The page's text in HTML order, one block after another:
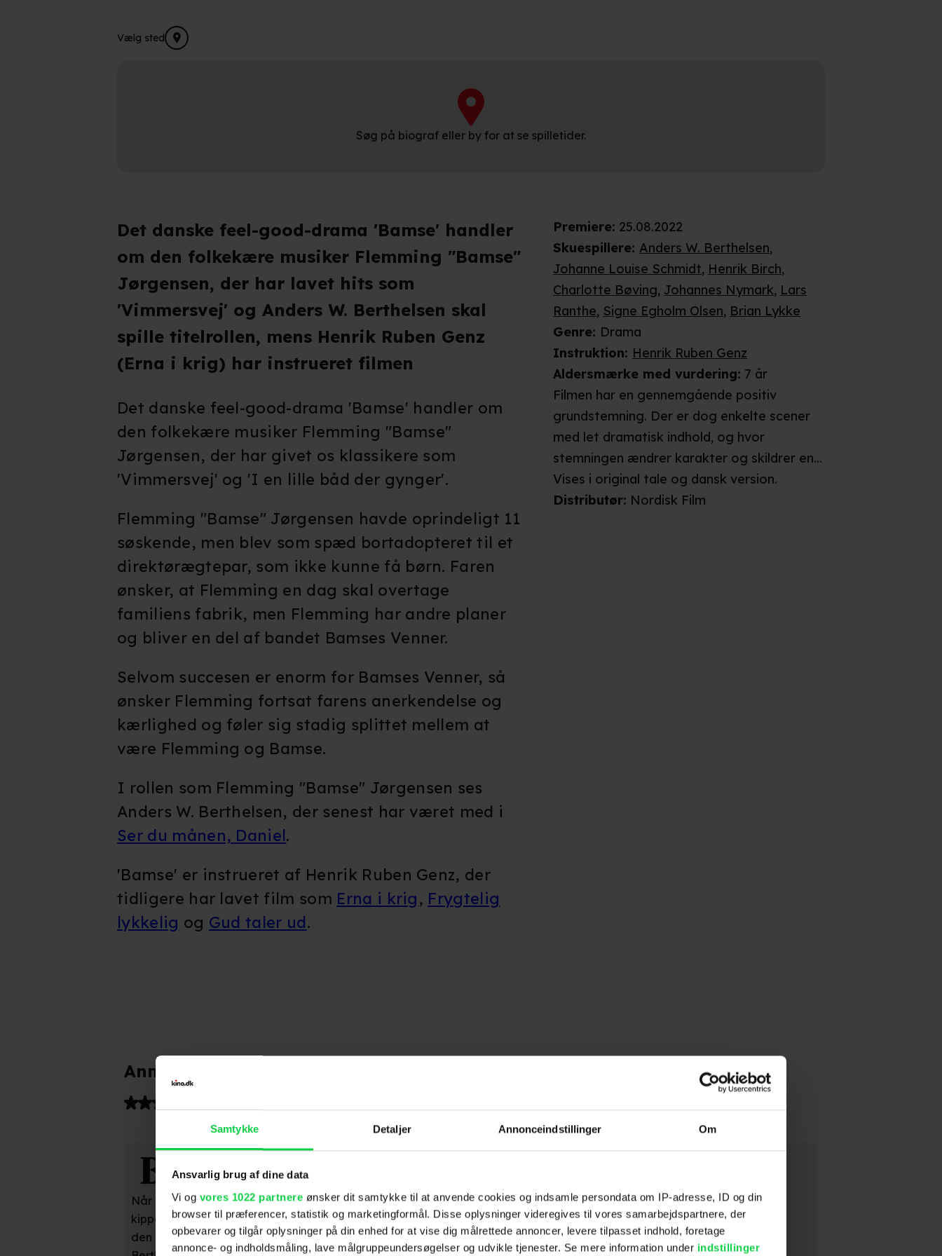
Samtykke Detaljer Annonceindstillinger Om
Ansvarlig brug af dine data
Vi og vores 1022 partnere ønsker dit samtykke til at anvende cookies og indsamle persondata om IP-adresse, ID og din
browser til præferencer, statistik og marketingformål. Disse oplysninger videregives til vores samarbejdspartnere, der
opbevarer og tilgår oplysninger på din enhed for at vise dig målrettede annoncer, levere tilpasset indhold, foretage
annonce- og indholdsmåling, lave målgruppeundersøgelser og udvikle tjenester. Se mere information under indstillinger
Vælg sted
Søg på biograf eller by for at se spilletider.
Anmeldelser fra medierne
Når der skal fortælles en menneskelig historie og samtidig
kippes med flaget for musikken, er Anders W. Berthelsen
den helt rigtige mand til spillejobbet. [...] Bamse er
Man forlader biografen med en tåre i øjenkrogen og et
hjertevarmt smil på sangklare læber.
Premiere: 25.08.2022
Skuespillere: Anders W. Berthelsen,
Johanne Louise Schmidt, Henrik Birch,
Charlotte Bøving, Johannes Nymark, Lars
Ranthe, Signe Egholm Olsen, Brian Lykke
Genre: Drama
Instruktion: Henrik Ruben Genz
Aldersmærke med vurdering: 7 år
Filmen har en gennemgående positiv
grundstemning. Der er dog enkelte scener
med let dramatisk indhold, og hvor
stemningen ændrer karakter og skildrer en
utryg barndom. Da disse scener imidlertid
forløses positivt, og filmen også er fyldt
Vises i original tale og dansk version.
Distributør: Nordisk Film
Det danske feel-good-drama 'Bamse' handler
om den folkekære musiker Flemming "Bamse"
Jørgensen, der har lavet hits som
'Vimmersvej' og Anders W. Berthelsen skal
spille titelrollen, mens Henrik Ruben Genz
(Erna i krig) har instrueret filmen
Det danske feel-good-drama 'Bamse' handler om
den folkekære musiker Flemming "Bamse"
Jørgensen, der har givet os klassikere som
'Vimmersvej' og 'I en lille båd der gynger'.
Flemming "Bamse" Jørgensen havde oprindeligt 11
søskende, men blev som spæd bortadopteret til et
direktørægtepar, som ikke kunne få børn. Faren
ønsker, at Flemming en dag skal overtage
familiens fabrik, men Flemming har andre planer
og bliver en del af bandet Bamses Venner.
Selvom succesen er enorm for Bamses Venner, så
ønsker Flemming fortsat farens anerkendelse og
kærlighed og føler sig stadig splittet mellem at
være Flemming og Bamse.
I rollen som Flemming "Bamse" Jørgensen ses
Anders W. Berthelsen, der senest har været med i
Ser du månen, Daniel.
'Bamse' er instrueret af Henrik Ruben Genz, der
tidligere har lavet film som Erna i krig, Frygtelig
lykkelig og Gud taler ud.